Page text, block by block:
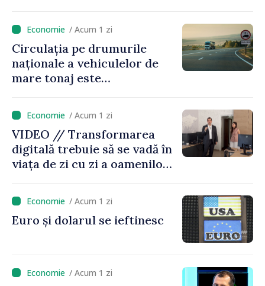
/ Acum 1 zi
Circulația pe drumurile
naționale a vehiculelor de
mare tonaj este
caniculă
/ Acum 1 zi
VIDEO // Transformarea
digitală trebuie să se vadă în
viața de zi cu zi a oamenilor
funcționează economia:
premierul Vasile Tofan, în
vizită la AGE
/ Acum 1 zi
Euro și dolarul se ieftinesc
/ Acum 1 zi